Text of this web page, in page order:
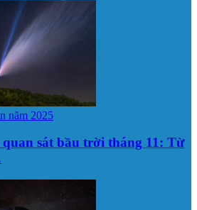
năm 2025
quan sát bầu trời tháng 11: Từ